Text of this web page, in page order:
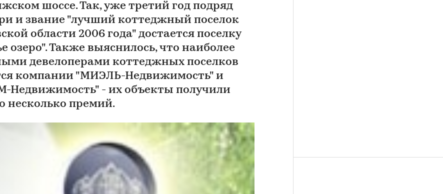
шоссе. Так, уже третий год подряд
и звание "лучший коттеджный поселок
области 2006 года" достается поселку
озеро". Также выяснилось, что наиболее
девелоперами коттеджных поселков
компании "МИЭЛЬ-Недвижимость" и
Недвижимость" - их объекты получили
несколько премий.